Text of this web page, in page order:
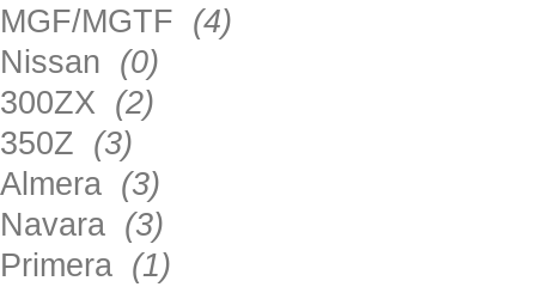
MGF/MGTF (4)
Nissan (0)
300ZX (2)
350Z (3)
Almera (3)
Navara (3)
Primera (1)